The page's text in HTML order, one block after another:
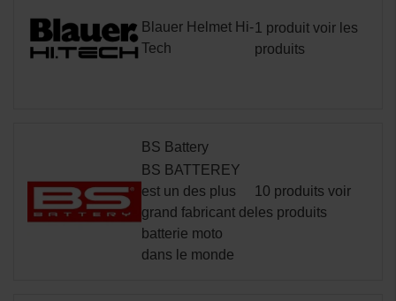
Blauer Helmet Hi-
Tech
1 produit voir les
produits
BS Battery
BS BATTEREY
est un des plus
grand fabricant de
batterie moto
dans le monde
10 produits voir
les produits